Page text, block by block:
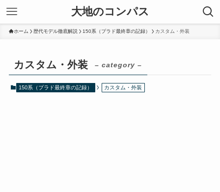
大地のコンパス
ホーム 歴代モデル徹底解説 150系（プラド最終章の記録） カスタム・外装
カスタム・外装 – category –
150系（プラド最終章の記録） カスタム・外装